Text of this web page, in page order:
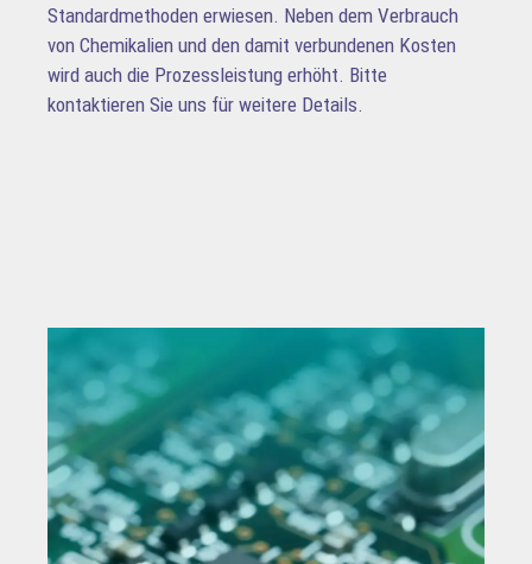
Standardmethoden erwiesen. Neben dem Verbrauch
von Chemikalien und den damit verbundenen Kosten
wird auch die Prozessleistung erhöht. Bitte
kontaktieren Sie uns für weitere Details.